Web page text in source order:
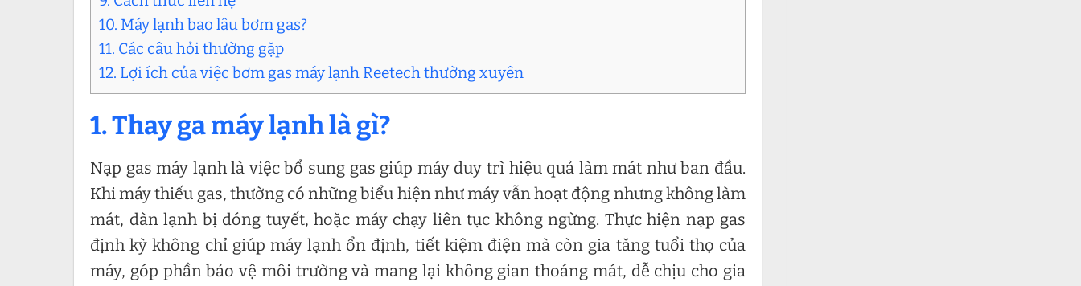
10. Máy lạnh bao lâu bơm gas?
11. Các câu hỏi thường gặp
12. Lợi ích của việc bơm gas máy lạnh Reetech thường xuyên
1. Thay ga máy lạnh là gì?
Nạp gas máy lạnh là việc bổ sung gas giúp máy duy trì hiệu quả làm mát như ban đầu.
Khi máy thiếu gas, thường có những biểu hiện như máy vẫn hoạt động nhưng không làm
mát, dàn lạnh bị đóng tuyết, hoặc máy chạy liên tục không ngừng. Thực hiện nạp gas
định kỳ không chỉ giúp máy lạnh ổn định, tiết kiệm điện mà còn gia tăng tuổi thọ của
máy, góp phần bảo vệ môi trường và mang lại không gian thoáng mát, dễ chịu cho gia